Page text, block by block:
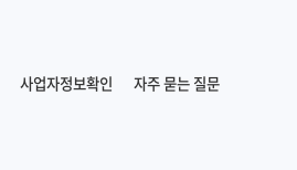
사업자정보확인 자주 묻는 질문